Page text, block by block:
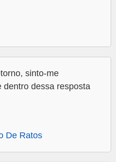
sinto-me
dentro dessa resposta
De Ratos